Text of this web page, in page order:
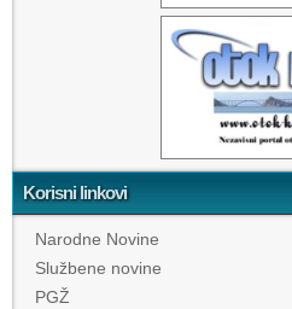
Korisni linkovi
Narodne Novine
Službene novine
PGŽ